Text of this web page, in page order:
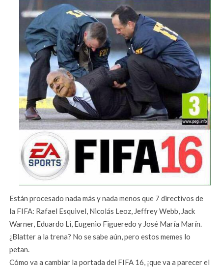
Están procesado nada más y nada menos que 7 directivos de
la FIFA: Rafael Esquivel, Nicolás Leoz, Jeffrey Webb, Jack
Warner, Eduardo Li, Eugenio Figueredo y José María Marín.
¿Blatter a la trena? No se sabe aún, pero estos memes lo
petan.
Cómo va a cambiar la portada del FIFA 16, ¡que va a parecer el